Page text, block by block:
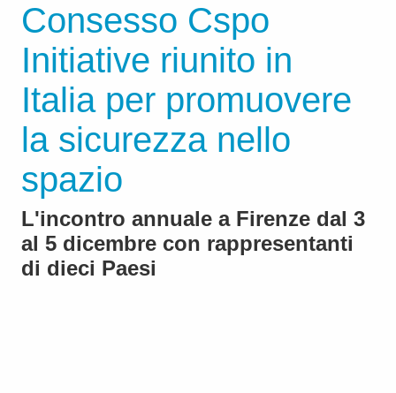
Consesso Cspo
Initiative riunito in
Italia per promuovere
la sicurezza nello
spazio
L'incontro annuale a Firenze dal 3
al 5 dicembre con rappresentanti
di dieci Paesi